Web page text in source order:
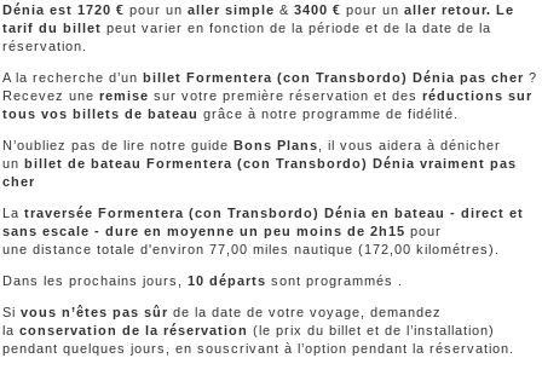
Dénia est 1720 € pour un aller simple & 3400 € pour un aller retour. Le
tarif du billet peut varier en fonction de la période et de la date de la
réservation.
A la recherche d’un billet Formentera (con Transbordo) Dénia pas cher ?
Recevez une remise sur votre première réservation et des réductions sur
tous vos billets de bateau grâce à notre programme de fidélité.
N’oubliez pas de lire notre guide Bons Plans , il vous aidera à dénicher
un billet de bateau Formentera (con Transbordo) Dénia vraiment pas
cher
La traversée Formentera (con Transbordo) Dénia en bateau - direct et
sans escale - dure en moyenne un peu moins de 2h15 pour
une distance totale d'environ 77,00 miles nautique (172,00 kilométres).
Dans les prochains jours, 10 départs sont programmés .
Si vous n’êtes pas sûr de la date de votre voyage, demandez
la conservation de la réservation (le prix du billet et de l’installation)
pendant quelques jours, en souscrivant à l’option pendant la réservation.